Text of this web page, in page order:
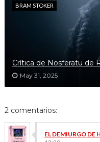
BRAM STOKER
Crítica de Nosferatu de
May 31, 2025
2 comentarios:
EL DEMIURGO DE